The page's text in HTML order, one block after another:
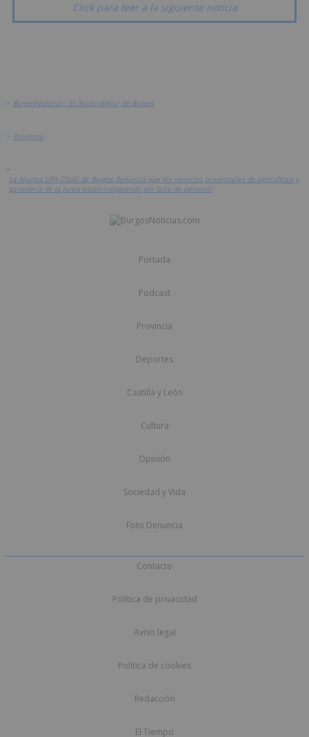
Click para leer a la siguiente noticia
> BurgosNoticias - El diario digital de Burgos
> Provincia
>
La Alianza UPA-COAG de Burgos denuncia que los servicios provinciales de agricultura y
ganadería de la Junta están colapsando por falta de personal
Portada
Podcast
Provincia
Deportes
Castilla y León
Cultura
Opinión
Sociedad y Vida
Foto Denuncia
Contacto
Política de privacidad
Aviso legal
Política de cookies
Redacción
El Tiempo